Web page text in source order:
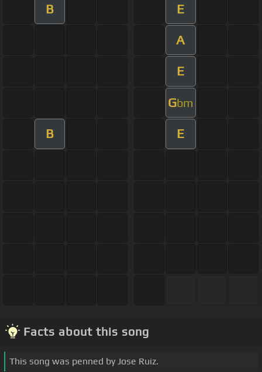
B E
A
E
Gbm
B E
Facts about this song
This song was penned by Jose Ruiz.